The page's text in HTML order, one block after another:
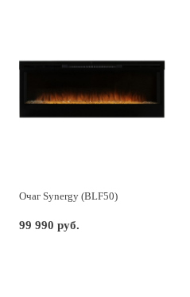
Очаг Synergy (BLF50)
99 990 руб.